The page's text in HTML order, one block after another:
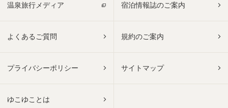
温泉旅行メディア 宿泊情報誌のご案内
よくあるご質問 規約のご案内
プライバシーポリシー サイトマップ
ゆこゆことは